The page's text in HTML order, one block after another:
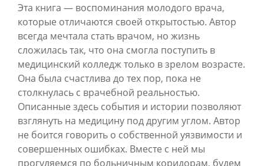
Эта книга — воспоминания молодого врача,
которые отличаются своей открытостью. Автор
всегда мечтала стать врачом, но жизнь
сложилась так, что она смогла поступить в
медицинский колледж только в зрелом возрасте.
Она была счастлива до тех пор, пока не
столкнулась с врачебной реальностью.
Описанные здесь события и истории позволяют
взглянуть на медицину под другим углом. Автор
не боится говорить о собственной уязвимости и
совершенных ошибках. Вместе с ней мы
прогуляемся по больничным коридорам, будем